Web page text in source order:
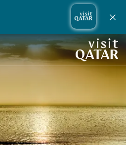
إغلاق الإشعارات
الصفحة الرئيسية لموقع VisitQatar